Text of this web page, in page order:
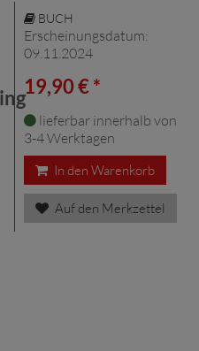
BUCH
Erscheinungsdatum:
09.11.2024
19,90 € *
lieferbar innerhalb von
3-4 Werktagen
In den Warenkorb
Auf den Merkzettel